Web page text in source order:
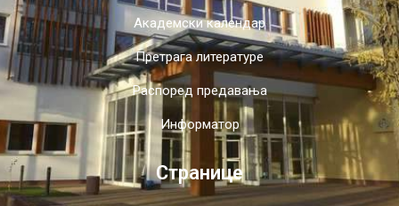
Академски календар
Претрага литературе
Распоред предавања
Информатор
Странице